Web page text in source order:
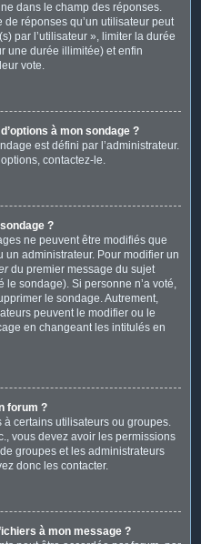
dans le champ des réponses.
réponses qu’un utilisateur peut
par l’utilisateur », limiter la durée
une durée illimitée) et enfin
vote.
à mon sondage ?
est défini par l’administrateur.
contactez-le.
?
ne peuvent être modifiés que
un administrateur. Pour modifier un
du premier message du sujet
le sondage). Si personne n’a voté,
le sondage. Autrement,
peuvent le modifier ou le
en changeant les intitulés en
forum ?
certains utilisateurs ou groupes.
vous devez avoir les permissions
groupes et les administrateurs
donc les contacter.
à mon message ?